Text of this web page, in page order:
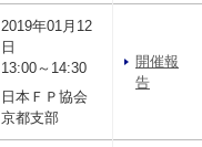
2019年01月12
日
13:00～14:30
日本ＦＰ協会
京都支部
開催報
告